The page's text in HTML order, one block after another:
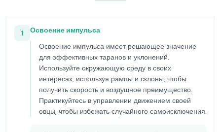
1
Освоение импульса
Освоение импульса имеет решающее значение
для эффективных таранов и уклонений.
Используйте окружающую среду в своих
интересах, используя рампы и склоны, чтобы
получить скорость и воздушное преимущество.
Практикуйтесь в управлении движением своей
овцы, чтобы избежать случайного самоисключения.